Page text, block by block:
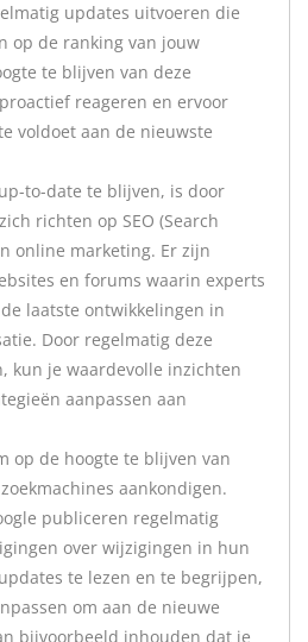
updates uitvoeren die
op de ranking van jouw
te blijven van deze
reageren en ervoor
voldoet aan de nieuwste
to-date te blijven, is door
richten op SEO (Search
online marketing. Er zijn
en forums waarin experts
laatste ontwikkelingen in
Door regelmatig deze
kun je waardevolle inzichten
aanpassen aan
op de hoogte te blijven van
aankondigen.
publiceren regelmatig
over wijzigingen in hun
te lezen en te begrijpen,
om aan de nieuwe
bijvoorbeeld inhouden dat je